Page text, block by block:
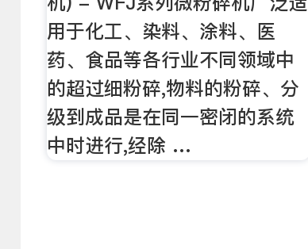
用于化工、染料、涂料、医
药、食品等各行业不同领域中
的超过细粉碎,物料的粉碎、分
级到成品是在同一密闭的系统
中时进行,经除 …